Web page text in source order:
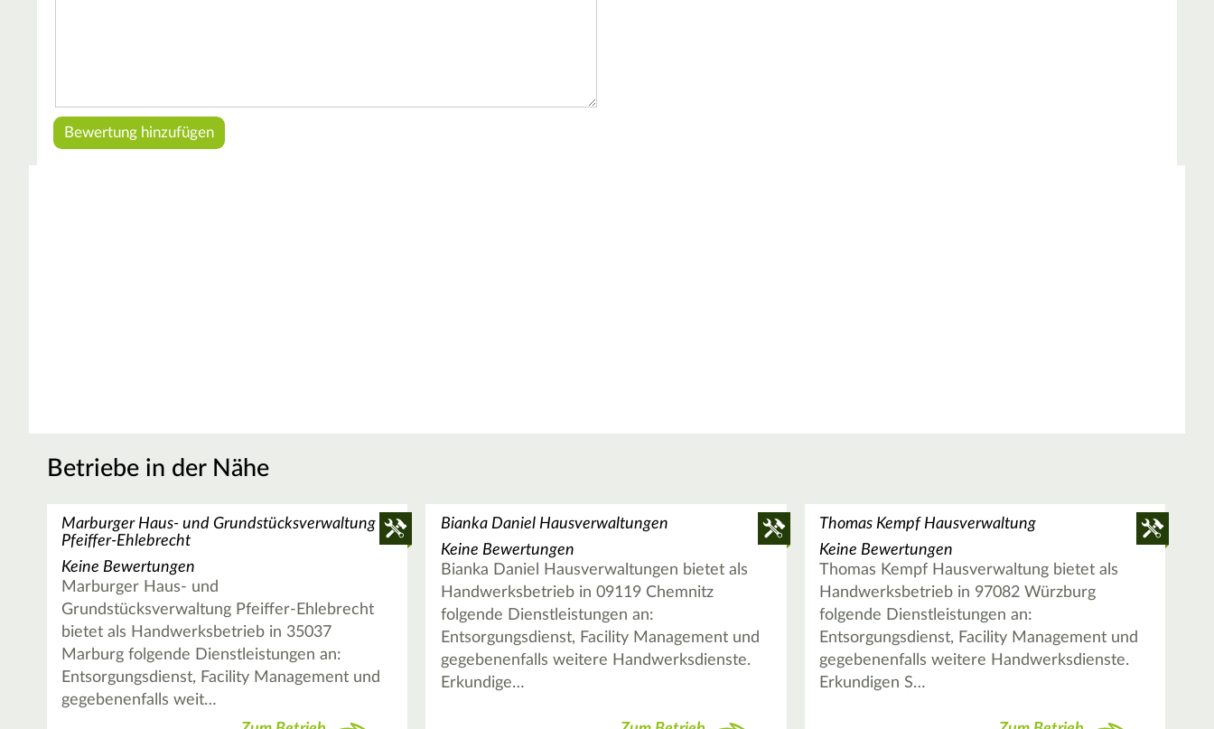
Betriebe in der Nähe
Marburger Haus- und Grundstücksverwaltung
Pfeiffer-Ehlebrecht
Keine Bewertungen
Marburger Haus- und
Grundstücksverwaltung Pfeiffer-Ehlebrecht
bietet als Handwerksbetrieb in 35037
Marburg folgende Dienstleistungen an:
Entsorgungsdienst, Facility Management und
gegebenenfalls weit…
Bianka Daniel Hausverwaltungen
Keine Bewertungen
Bianka Daniel Hausverwaltungen bietet als
Handwerksbetrieb in 09119 Chemnitz
folgende Dienstleistungen an:
Entsorgungsdienst, Facility Management und
gegebenenfalls weitere Handwerksdienste.
Erkundige…
Thomas Kempf Hausverwaltung
Keine Bewertungen
Thomas Kempf Hausverwaltung bietet als
Handwerksbetrieb in 97082 Würzburg
folgende Dienstleistungen an:
Entsorgungsdienst, Facility Management und
gegebenenfalls weitere Handwerksdienste.
Erkundigen S…